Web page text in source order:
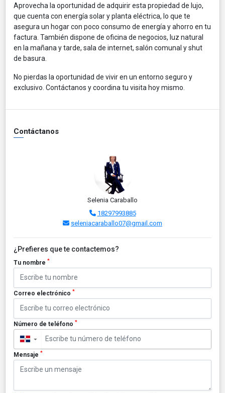
Aprovecha la oportunidad de adquirir esta propiedad de lujo,
que cuenta con energía solar y planta eléctrica, lo que te
asegura un hogar con poco consumo de energía y ahorro en tu
factura. También dispone de oficina de negocios, luz natural
en la mañana y tarde, sala de internet, salón comunal y shut
de basura.
No pierdas la oportunidad de vivir en un entorno seguro y
exclusivo. Contáctanos y coordina tu visita hoy mismo.
Contáctanos
Selenia Caraballo
18297993885
seleniacaraballo07@gmail.com
¿Prefieres que te contactemos?
Tu nombre *
Correo electrónico *
Número de teléfono *
▼
Mensaje *